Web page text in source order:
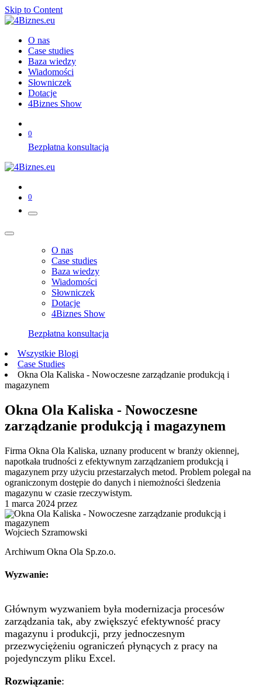
Skip to Content
O nas
Case studies
Baza wiedzy
Wiadomości
Słowniczek
Dotacje
4Biznes Show
0
Bezpłatna konsultacja
0
O nas
Case studies
Baza wiedzy
Wiadomości
Słowniczek
Dotacje
4Biznes Show
Bezpłatna konsultacja
Wszystkie Blogi
Case Studies
Okna Ola Kaliska - Nowoczesne zarządzanie produkcją i
magazynem
Okna Ola Kaliska - Nowoczesne
zarządzanie produkcją i magazynem
Firma Okna Ola Kaliska, uznany producent w branży okiennej,
napotkała trudności z efektywnym zarządzaniem produkcją i
magazynem przy użyciu przestarzałych metod. Problem polegał na
ograniczonym dostępie do danych i niemożności śledzenia
magazynu w czasie rzeczywistym.
1 marca 2024 przez
Wojciech Szramowski
Archiwum Okna Ola Sp.zo.o.
Wyzwanie:
Głównym wyzwaniem była modernizacja procesów
zarządzania tak, aby zwiększyć efektywność pracy
magazynu i produkcji, przy jednoczesnym
przezwyciężeniu ograniczeń płynących z pracy na
pojedynczym pliku Excel.
Rozwiązanie: